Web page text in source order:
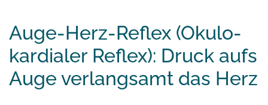
Auge-Herz-Reflex (Okulo-
kardialer Reflex): Druck aufs
Auge verlangsamt das Herz